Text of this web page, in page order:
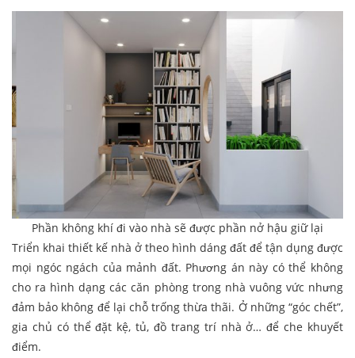
Phần không khí đi vào nhà sẽ được phần nở hậu giữ lại
Triển khai thiết kế nhà ở theo hình dáng đất để tận dụng được
mọi ngóc ngách của mảnh đất. Phương án này có thể không
cho ra hình dạng các căn phòng trong nhà vuông vức nhưng
đảm bảo không để lại chỗ trống thừa thãi. Ở những “góc chết”,
gia chủ có thể đặt kệ, tủ, đồ trang trí nhà ở… để che khuyết
điểm.